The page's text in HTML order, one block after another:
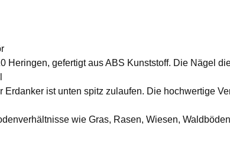
Heringen, gefertigt aus ABS Kunststoff. Die Nägel
Erdanker ist unten spitz zulaufen. Die hochwertige
wie Gras, Rasen, Wiesen,